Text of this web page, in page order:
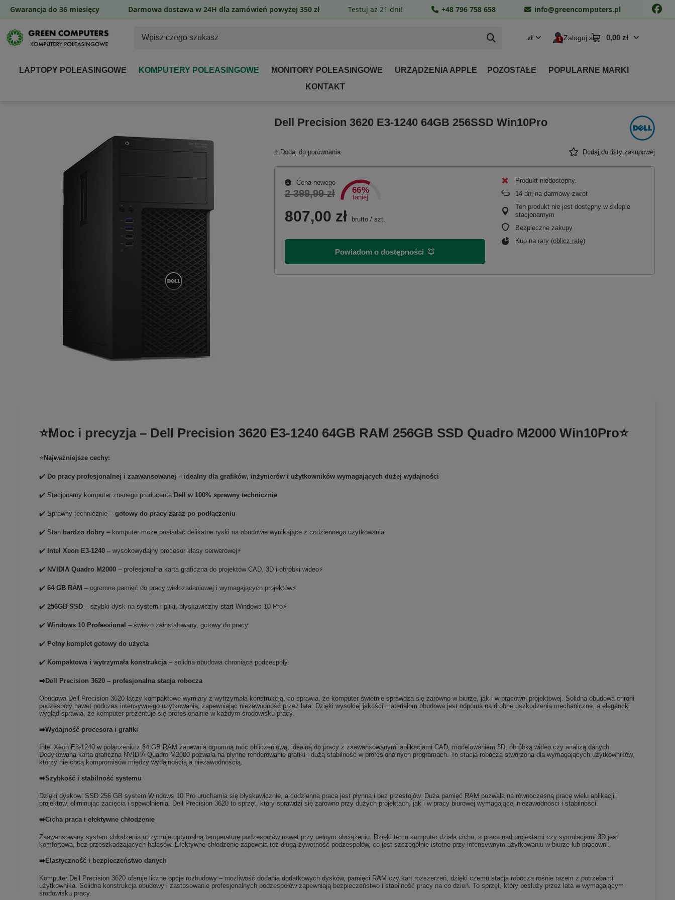
zł Zaloguj się 0,00 zł
LAPTOPY POLEASINGOWE KOMPUTERY POLEASINGOWE MONITORY POLEASINGOWE URZĄDZENIA APPLE POZOSTAŁE
POPULARNE MARKI
KONTAKT
Dell Precision 3620 E3-1240 64GB 256SSD Win10Pro
+ Dodaj do porównania Dodaj do listy zakupowej
Cena nowego
2 399,99 zł 66%
taniej
807,00 zł brutto/ szt.
Powiadom o dostępności
Produkt niedostępny
14 dni na darmowy zwrot
Ten produkt nie jest dostępny w sklepie
stacjonarnym
Bezpieczne zakupy
Kup na raty (oblicz ratę)
⭐Moc i precyzja – Dell Precision 3620 E3-1240 64GB RAM 256GB SSD Quadro M2000 Win10Pro⭐
⭐ Najważniejsze cechy:
✔️ Do pracy profesjonalnej i zaawansowanej – idealny dla grafików, inżynierów i użytkowników wymagających dużej wydajności
✔️ Stacjonarny komputer znanego producenta Dell w 100% sprawny technicznie
✔️ Sprawny technicznie –gotowy do pracy zaraz po podłączeniu
✔️ Stan bardzo dobry – komputer może posiadać delikatne ryski na obudowie wynikające z codziennego użytkowania
✔️ Intel Xeon E3-1240 – wysokowydajny procesor klasy serwerowej⚡
✔️ NVIDIA Quadro M2000 – profesjonalna karta graficzna do projektów CAD, 3D i obróbki wideo⚡
✔️64 GB RAM – ogromna pamięć do pracy wielozadaniowej i wymagających projektów⚡
✔️256GB SSD – szybki dysk na system i pliki, błyskawiczny start Windows 10 Pro⚡
✔️Windows 10 Professional – świeżo zainstalowany, gotowy do pracy
✔️ Pełny komplet gotowy do użycia
✔️ Kompaktowa i wytrzymała konstrukcja– solidna obudowa chroniąca podzespoły
➡️Dell Precision 3620 – profesjonalna stacja robocza
Obudowa Dell Precision 3620 łączy kompaktowe wymiary z wytrzymałą konstrukcją, co sprawia, że komputer świetnie sprawdza się zarówno w biurze, jak i w pracowni projektowej. Solidna obudowa chroni
podzespoły nawet podczas intensywnego użytkowania, zapewniając niezawodność przez lata. Dzięki wysokiej jakości materiałom obudowa jest odporna na drobne uszkodzenia mechaniczne, a elegancki
wygląd sprawia, że komputer prezentuje się profesjonalnie w każdym środowisku pracy.
➡️Wydajność procesora i grafiki
Intel Xeon E3-1240 w połączeniu z 64 GB RAM zapewnia ogromną moc obliczeniową, idealną do pracy z zaawansowanymi aplikacjami CAD, modelowaniem 3D, obróbką wideo czy analizą danych.
Dedykowana karta graficzna NVIDIA Quadro M2000 pozwala na płynne renderowanie grafiki i dużą stabilność w profesjonalnych programach. To stacja robocza stworzona dla wymagających użytkowników,
którzy nie chcą kompromisów między wydajnością a niezawodnością.
➡️Szybkość i stabilność systemu
Dzięki dyskowi SSD 256 GB system Windows 10 Pro uruchamia się błyskawicznie, a codzienna praca jest płynna i bez przestojów. Duża pamięć RAM pozwala na równoczesną pracę wielu aplikacji i
projektów, eliminując zacięcia i spowolnienia. Dell Precision 3620 to sprzęt, który sprawdzi się zarówno przy dużych projektach, jak i w pracy biurowej wymagającej niezawodności i stabilności.
➡️Cicha praca i efektywne chłodzenie
Zaawansowany system chłodzenia utrzymuje optymalną temperaturę podzespołów nawet przy pełnym obciążeniu. Dzięki temu komputer działa cicho, a praca nad projektami czy symulacjami 3D jest
komfortowa, bez przeszkadzających hałasów. Efektywne chłodzenie zapewnia też długą żywotność podzespołów, co jest szczególnie istotne przy intensywnym użytkowaniu w biurze lub pracowni.
➡️Elastyczność i bezpieczeństwo danych
Komputer Dell Precision 3620 oferuje liczne opcje rozbudowy – możliwość dodania dodatkowych dysków, pamięci RAM czy kart rozszerzeń, dzięki czemu stacja robocza rośnie razem z potrzebami
użytkownika. Solidna konstrukcja obudowy i zastosowanie profesjonalnych podzespołów zapewniają bezpieczeństwo i stabilność pracy na co dzień. To sprzęt, który posłuży przez lata w wymagającym
środowisku pracy.
Gwarancja do 36 miesięcy Darmowa dostawa w 24H dla zamówień powyżej 350 zł Testuj aż 21 dni! +48 796 758 658 info@greencomputers.pl